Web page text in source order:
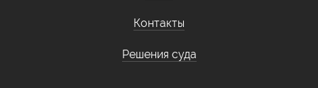
Контакты
Решения суда